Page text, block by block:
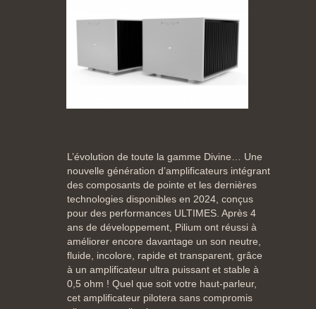
L’évolution de toute la gamme Divine… Une
nouvelle génération d’amplificateurs intégrant
des composants de pointe et les dernières
technologies disponibles en 2024, conçus
pour des performances ULTIMES. Après 4
ans de développement, Pilium ont réussi à
améliorer encore davantage un son neutre,
fluide, incolore, rapide et transparent, grâce
à un amplificateur ultra puissant et stable à
0,5 ohm ! Quel que soit votre haut-parleur,
cet amplificateur pilotera sans compromis